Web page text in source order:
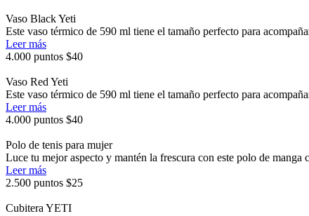
Vaso Black Yeti
Este vaso térmico de 590 ml tiene el tamaño perfecto para
Leer más
4.000 puntos $40
Vaso Red Yeti
Este vaso térmico de 590 ml tiene el tamaño perfecto para
Leer más
4.000 puntos $40
Polo de tenis para mujer
Luce tu mejor aspecto y mantén la frescura con este polo de
Leer más
2.500 puntos $25
Cubitera YETI